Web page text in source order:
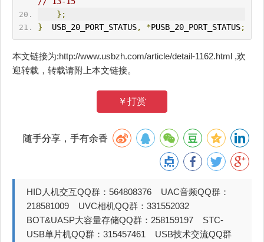
};
}
  USB_20_PORT_STATUS
, *PUSB_20_PORT_STATUS;
本文链接为:http://www.usbzh.com/article/detail-1162.html ,欢
迎转载，转载请附上本文链接。
￥打赏
随手分享，手有余香
HID人机交互QQ群：564808376 UAC音频QQ群：
218581009 UVC相机QQ群：331552032
BOT&UASP大容量存储QQ群：258159197 STC-
USB单片机QQ群：315457461 USB技术交流QQ群